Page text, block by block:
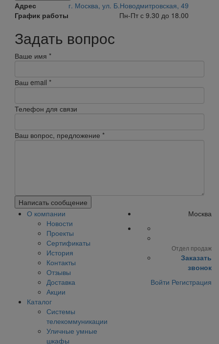
Адрес
г. Москва, ул. Б.Новодмитровская, 49
График работы
Пн-Пт с 9.30 до 18.00
Задать вопрос
Ваше имя *
Ваш email *
Телефон для связи
Ваш вопрос, предложение *
Написать сообщение
О компании
Новости
Проекты
Сертификаты
История
Контакты
Отзывы
Доставка
Акции
Каталог
Системы
телекоммуникации
Уличные умные
шкафы
Москва
Отдел продаж
Заказать
звонок
Войти Регистрация